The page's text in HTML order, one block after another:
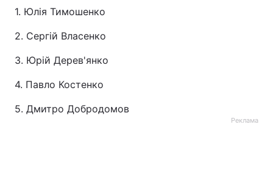
1. Юлія Тимошенко
2. Сергій Власенко
3. Юрій Дерев'янко
4. Павло Костенко
5. Дмитро Добродомов
Реклама